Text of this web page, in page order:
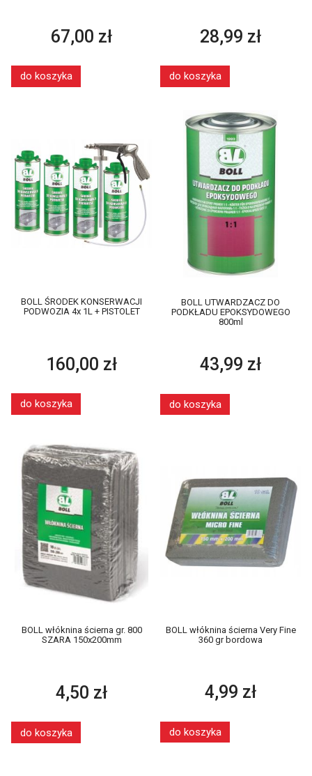
67,00 zł
do koszyka
28,99 zł
do koszyka
BOLL ŚRODEK KONSERWACJI
PODWOZIA 4x 1L + PISTOLET
160,00 zł
do koszyka
BOLL UTWARDZACZ DO
PODKŁADU EPOKSYDOWEGO
800ml
43,99 zł
do koszyka
BOLL włóknina ścierna gr. 800
SZARA 150x200mm
4,50 zł
do koszyka
BOLL włóknina ścierna Very Fine
360 gr bordowa
4,99 zł
do koszyka